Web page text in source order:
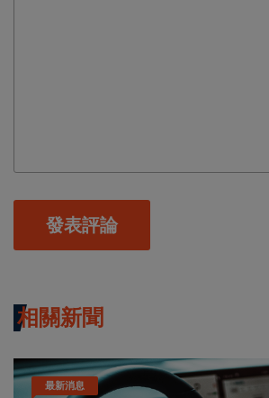
發表評論
相關新聞
最新消息